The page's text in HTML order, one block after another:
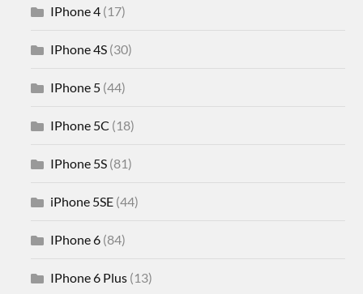
IPhone 4 (17)
IPhone 4S (30)
IPhone 5 (44)
IPhone 5C (18)
IPhone 5S (81)
iPhone 5SE (44)
IPhone 6 (84)
IPhone 6 Plus (13)